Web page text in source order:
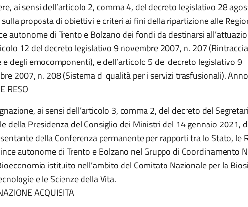
ai sensi dell’articolo 2, comma 4, del decreto legislativo 28
proposta di obiettivi e criteri ai fini della ripartizione alle
autonome di Trento e Bolzano dei fondi da destinarsi
12 del decreto legislativo 9 novembre 2007, n. 207
e degli emocomponenti), e dell’articolo 5 del decreto legislativo 9
2007, n. 208 (Sistema di qualità per i servizi trasfusionali).
RESO
ai sensi dell’articolo 3, comma 2, del decreto del
della Presidenza del Consiglio dei Ministri del 14 gennaio 2021,
della Conferenza permanente per rapporti tra lo Stato, le
autonome di Trento e Bolzano nel Gruppo di Coordinamento
istituito nell’ambito del Comitato Nazionale per la
e le Scienze della Vita.
ACQUISITA